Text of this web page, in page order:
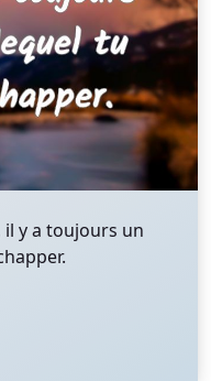
y a toujours un